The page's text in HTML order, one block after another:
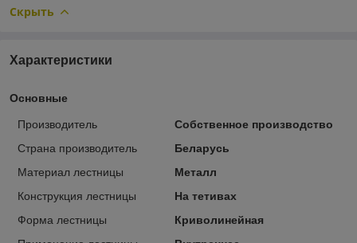
Скрыть
Характеристики
Основные
Производитель
Собственное производство
Страна производитель
Беларусь
Материал лестницы
Металл
Конструкция лестницы
На тетивах
Форма лестницы
Криволинейная